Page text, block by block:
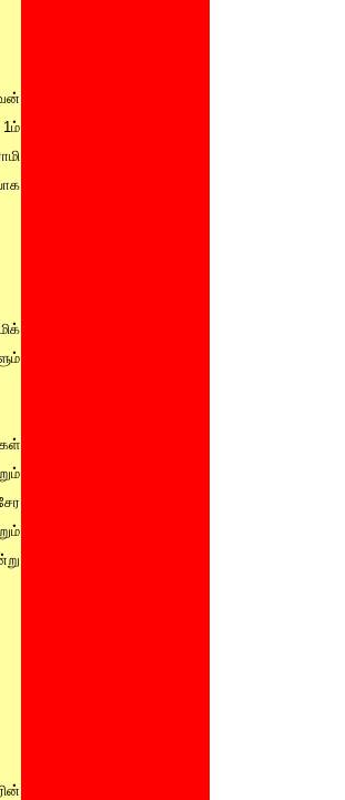
1ம்